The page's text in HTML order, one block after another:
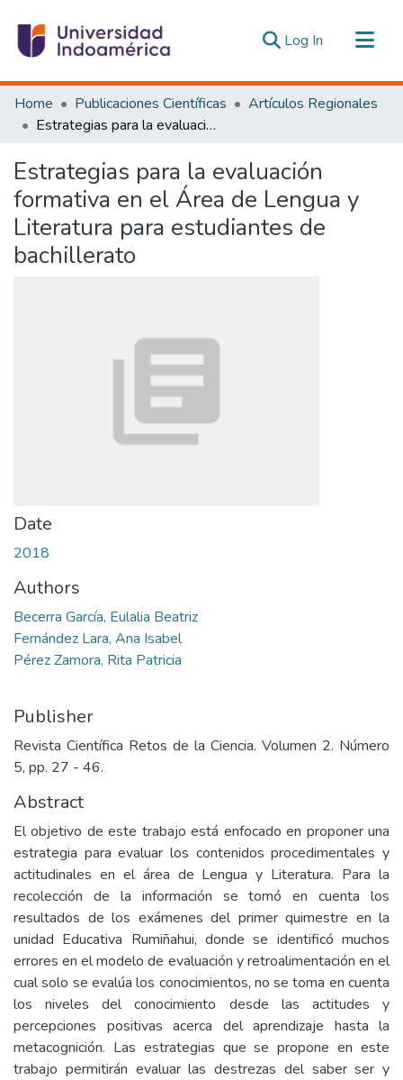
Log In (current)
Communities & Collections
All of DSpace
Estadísticas Externas
Home Publicaciones Científicas
Artículos Regionales
Estrategias para la evaluación formativa en el Área de Lengua y Literatura para estudiantes de bachillerato
Estrategias para la evaluación
formativa en el Área de Lengua y
Literatura para estudiantes de
bachillerato
Date
2018
Authors
Becerra Garcí­a, Eulalia Beatriz
Fernández Lara, Ana Isabel
Pérez Zamora, Rita Patricia
Publisher
Revista Científica Retos de la Ciencia. Volumen 2. Número
5, pp. 27 - 46.
Abstract
El objetivo de este trabajo está enfocado en proponer una
estrategia para evaluar los contenidos procedimentales y
actitudinales en el área de Lengua y Literatura. Para la
recolección de la información se tomó en cuenta los
resultados de los exámenes del primer quimestre en la
unidad Educativa Rumiñahui, donde se identificó muchos
errores en el modelo de evaluación y retroalimentación en el
cual solo se evalúa los conocimientos, no se toma en cuenta
los niveles del conocimiento desde las actitudes y
percepciones positivas acerca del aprendizaje hasta la
metacognición. Las estrategias que se propone en este
trabajo permitirán evaluar las destrezas del saber ser y